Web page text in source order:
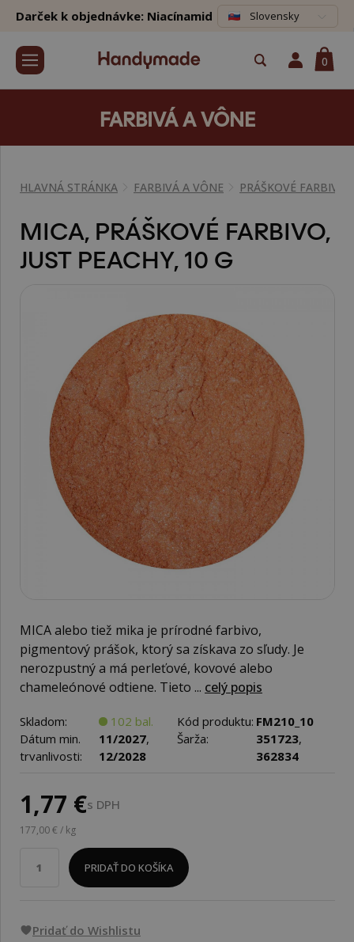
Darček k objednávke: Niacínamid Slovensky
0
FARBIVÁ A VÔNE
HLAVNÁ STRÁNKA FARBIVÁ A VÔNE PRÁŠKOVÉ FARBIVÁ
MICA, PRÁŠKOVÉ FARBIVO,
JUST PEACHY, 10 G
MICA alebo tiež mika je prírodné farbivo,
pigmentový prášok, ktorý sa získava zo sľudy. Je
nerozpustný a má perleťové, kovové alebo
chameleónové odtiene. Tieto ... celý popis
Skladom: 102 bal. Kód produktu: FM210_10
Dátum min.
trvanlivosti:
11/2027,
12/2028
Šarža: 351723,
362834
1,77 €s DPH
177,00 € / kg
PRIDAŤ DO KOŠÍKA
Pridať do Wishlistu